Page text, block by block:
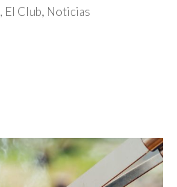
, El Club, Noticias